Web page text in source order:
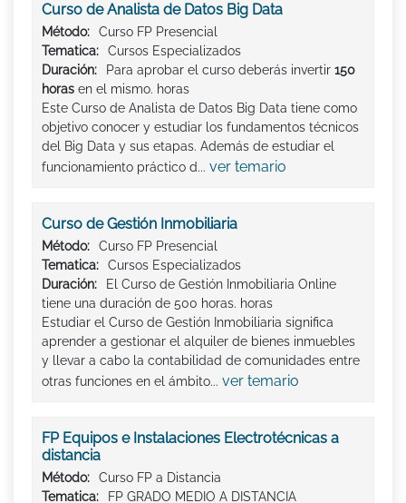
Curso de Analista de Datos Big Data
Método:
Curso FP Presencial
Tematica:
Cursos Especializados
Duración:
Para aprobar el curso deberás invertir 150
horas en el mismo. horas
Este Curso de Analista de Datos Big Data tiene como
objetivo conocer y estudiar los fundamentos técnicos
del Big Data y sus etapas. Además de estudiar el
funcionamiento práctico d... ver temario
Curso de Gestión Inmobiliaria
Método:
Curso FP Presencial
Tematica:
Cursos Especializados
Duración:
El Curso de Gestión Inmobiliaria Online
tiene una duración de 500 horas. horas
Estudiar el Curso de Gestión Inmobiliaria significa
aprender a gestionar el alquiler de bienes inmuebles
y llevar a cabo la contabilidad de comunidades entre
otras funciones en el ámbito... ver temario
FP Equipos e Instalaciones Electrotécnicas a
distancia
Método:
Curso FP a Distancia
Tematica:
FP GRADO MEDIO A DISTANCIA